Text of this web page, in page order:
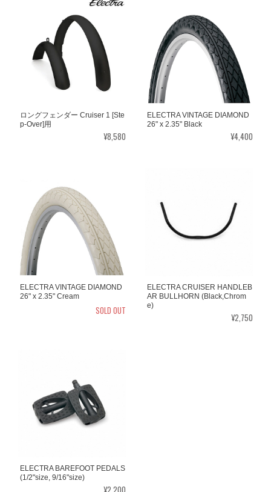
ロングフェンダー Cruiser 1 [Ste
p-Over]用
¥8,580
ELECTRA VINTAGE DIAMOND
26" x 2.35" Black
¥4,400
ELECTRA VINTAGE DIAMOND
26" x 2.35" Cream
SOLD OUT
ELECTRA CRUISER HANDLEB
AR BULLHORN (Black,Chrom
e)
¥2,750
ELECTRA BAREFOOT PEDALS
(1/2"size, 9/16"size)
¥2,200